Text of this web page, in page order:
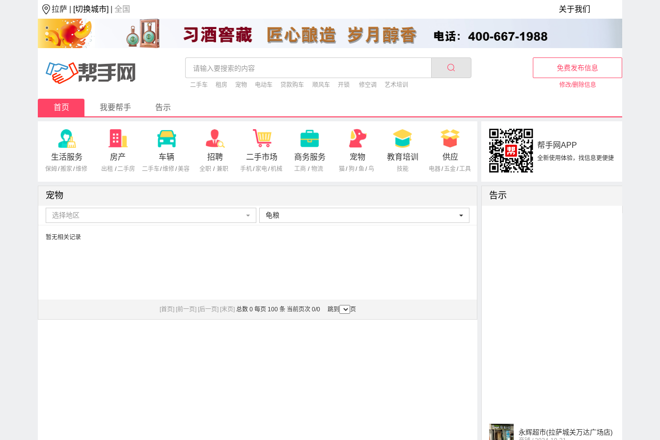
拉萨 | [切换城市] |全国 关于我们
二手车 租房 宠物 电动车 贷款购车 顺风车 开锁 修空调 艺术培训
免费发布信息
修改/删除信息
首页 我要帮手 告示
生活服务
保姆/搬家 /维修
房产
出租 /二手房
车辆
二手车/维修/美容
招聘
全职 / 兼职
二手市场
手机/ 家电/机械
商务服务
工商 / 物流
宠物
猫/ 狗 / 鱼 / 鸟
教育培训
技能
供应
电器/五金/工具
帮手网APP
全新使用体验，找信息更便捷
宠物
选择地区 龟粮
暂无相关记录
[首页] [前一页] [后一页] [末页] 总数 0 每页 100 条 当前页次 0/0 跳到 页
告示
永辉超市(拉萨城关万达广场店)
商铺 / 2024-10-31